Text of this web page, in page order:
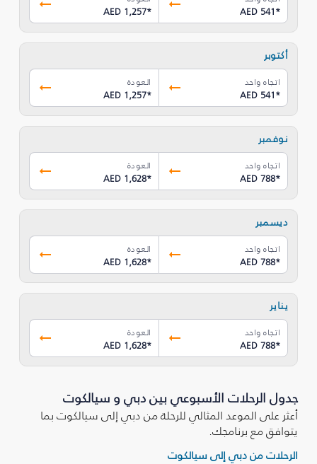
AED 541*
AED 1,257*
أكتوبر
اتجاه واحد
AED 541*
العودة
AED 1,257*
نوفمبر
اتجاه واحد
AED 788*
العودة
AED 1,628*
ديسمبر
اتجاه واحد
AED 788*
العودة
AED 1,628*
يناير
اتجاه واحد
AED 788*
العودة
AED 1,628*
جدول الرحلات الأسبوعي بين دبي و سيالكوت
أعثر على الموعد المثالي للرحلة من دبي إلى سيالكوت بما
يتوافق مع برنامجك.
الرحلات من دبي إلى سيالكوت